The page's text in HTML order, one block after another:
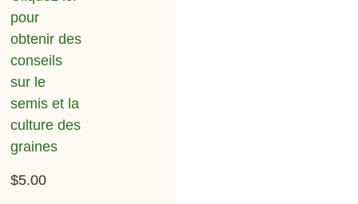
pour
obtenir des
conseils
sur le
semis et la
culture des
graines
$5.00